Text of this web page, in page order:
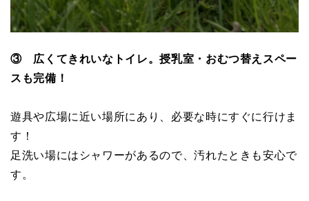
③ 広くてきれいなトイレ。授乳室・おむつ替えスペー
スも完備！
遊具や広場に近い場所にあり、必要な時にすぐに行けま
す！
足洗い場にはシャワーがあるので、汚れたときも安心で
す。